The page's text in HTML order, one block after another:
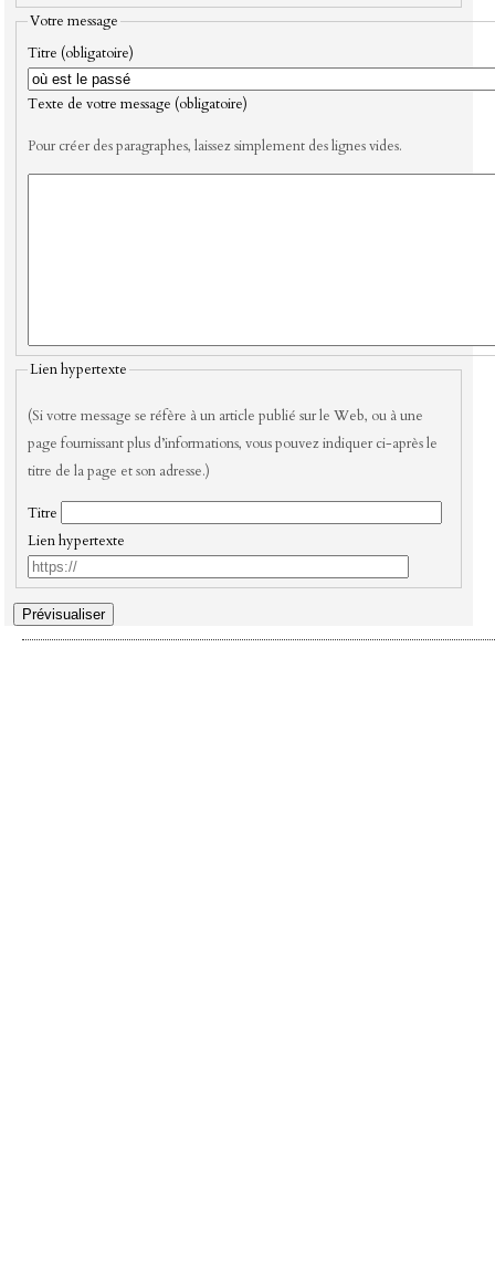
Votre message
Titre (obligatoire)
Texte de votre message (obligatoire)
Pour créer des paragraphes, laissez simplement des lignes vides.
Lien hypertexte
(Si votre message se réfère à un article publié sur le Web, ou à une
page fournissant plus d’informations, vous pouvez indiquer ci-après le
titre de la page et son adresse.)
Titre
Lien hypertexte